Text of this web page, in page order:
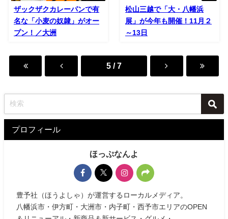
ザックザクカレーパンで有
名な「小麦の奴隷」がオー
プン！／大洲
松山三越で「大・八幡浜
展」が今年も開催！11月２
～13日
5 / 7
プロフィール
ほっぷなんよ
豊予社（ほうよしゃ）が運営するローカルメディア。
八幡浜市・伊方町・大洲市・内子町・西予市エリアのOPEN